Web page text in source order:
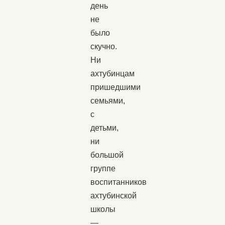
день
не
было
скучно.
Ни
ахтубинцам
пришедшими
семьями,
с
детьми,
ни
большой
группе
воспитанников
ахтубинской
школы
—